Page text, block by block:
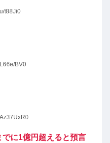
t88Ji0
BV0
でに1億円超えると預言